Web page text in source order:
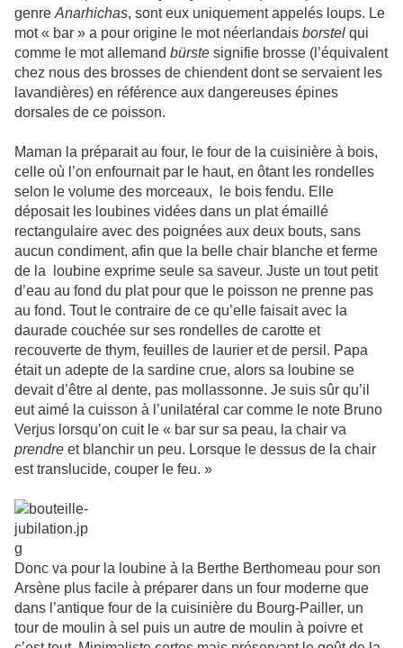
genre Anarhichas, sont eux uniquement appelés loups. Le
mot « bar » a pour origine le mot néerlandais borstel qui
comme le mot allemand bürste signifie brosse (l’équivalent
chez nous des brosses de chiendent dont se servaient les
lavandières) en référence aux dangereuses épines
dorsales de ce poisson.
Maman la préparait au four, le four de la cuisinière à bois,
celle où l’on enfournait par le haut, en ôtant les rondelles
selon le volume des morceaux, le bois fendu. Elle
déposait les loubines vidées dans un plat émaillé
rectangulaire avec des poignées aux deux bouts, sans
aucun condiment, afin que la belle chair blanche et ferme
de la loubine exprime seule sa saveur. Juste un tout petit
d’eau au fond du plat pour que le poisson ne prenne pas
au fond. Tout le contraire de ce qu’elle faisait avec la
daurade couchée sur ses rondelles de carotte et
recouverte de thym, feuilles de laurier et de persil. Papa
était un adepte de la sardine crue, alors sa loubine se
devait d’être al dente, pas mollassonne. Je suis sûr qu’il
eut aimé la cuisson à l’unilatéral car comme le note Bruno
Verjus lorsqu’on cuit le « bar sur sa peau, la chair va
prendre et blanchir un peu. Lorsque le dessus de la chair
est translucide, couper le feu. »
Donc va pour la loubine à la Berthe Berthomeau pour son
Arsène plus facile à préparer dans un four moderne que
dans l’antique four de la cuisinière du Bourg-Pailler, un
tour de moulin à sel puis un autre de moulin à poivre et